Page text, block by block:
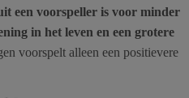
een voorspeller is voor minder
in het leven en een grotere
voorspelt alleen een positievere